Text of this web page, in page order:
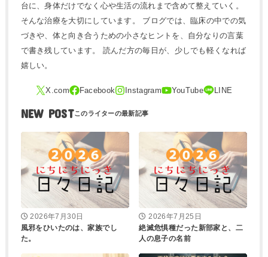
台に、身体だけでなく心や生活の流れまで含めて整えていく。
そんな治療を大切にしています。 ブログでは、臨床の中での気
づきや、体と向き合うための小さなヒントを、自分なりの言葉
で書き残しています。 読んだ方の毎日が、少しでも軽くなれば
嬉しい。
NEW POST
2026年7月30日
風邪をひいたのは、家族でし
た。
2026年7月25日
絶滅危惧種だった新部家と、二
人の息子の名前